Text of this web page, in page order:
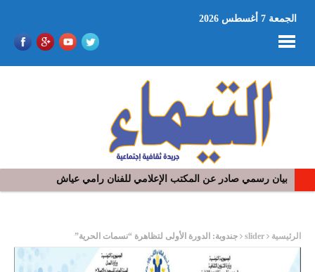
الجمعة 7 أغسطس 2026
بيان رسمي صادر عن المكتب الإعلامي للفنان رامي عياش
الرئيسية slider جندوبة: الدورة الأولى لتظاهرة “نسمات الحرية”